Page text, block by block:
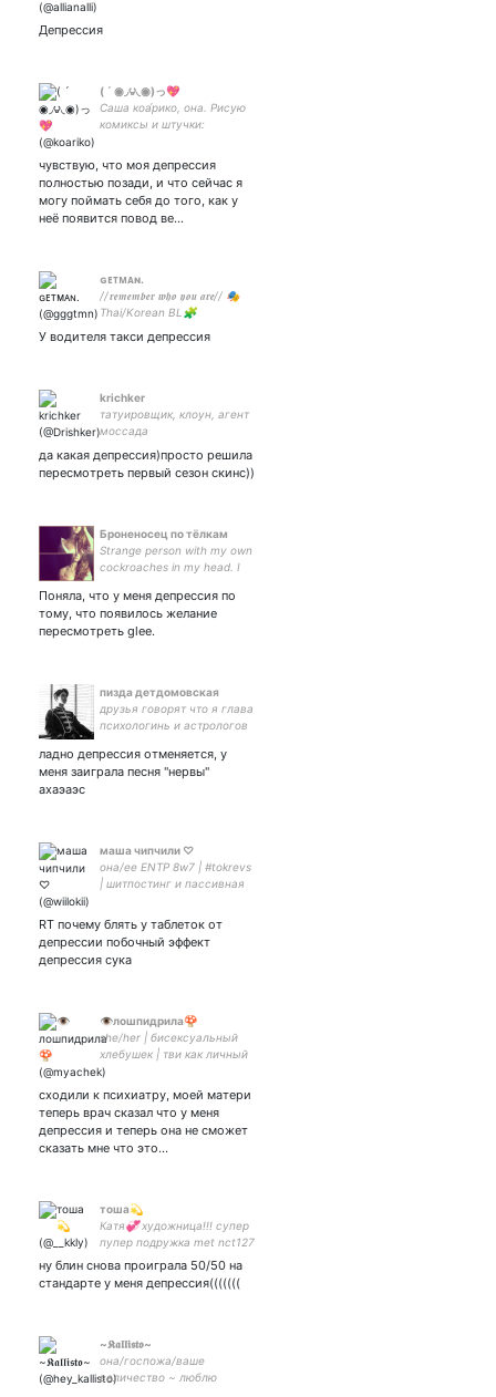
Депрессия
( ´ ◉◞౪◟◉)っ💖
Саша коа́рико, она. Рисую
комиксы и штучки:
шапка от
чувствую, что моя депрессия
полностью позади, и что сейчас я
могу поймать себя до того, как у
неё появится повод ве…
ɢᴇᴛᴍᴀɴ.
//𝖗𝖊𝖒𝖊𝖒𝖇𝖊𝖗 𝖜𝖍𝖔 𝖞𝖔𝖚 𝖆𝖗𝖊// 🎭
Thai/Korean BL🧩
на моей могиле
У водителя такси депрессия
krichker
татуировщик, клоун, агент
моссада
да какая депрессия)просто решила
пересмотреть первый сезон скинс))
Броненосец по тёлкам
Strange person with my own
cockroaches in my head. I
me.
Поняла, что у меня депрессия по
тому, что появилось желание
пересмотреть glee.
пизда детдомовская
друзья говорят что я глава
психологинь и астрологов
фандомная шлюха и живу
искусством а ещё люблю
ладно депрессия отменяется, у
меня заиграла песня "нервы"
ахаэаэс
маша чипчили ♡
она/ее ENTP 8w7 | #tokrevs
| шитпостинг и пассивная
RT почему блять у таблеток от
депрессии побочный эффект
депрессия сука
👁️лошпидрила🍄
she/her | бисексуальный
хлебушек | тви как личный
дневник 👶| феминистка
cходили к психиатру, моей матери
теперь врач сказал что у меня
депрессия и теперь она не сможет
сказать мне что это…
тоша💫
Катя💞 художница!!! супер
пупер подружка met nct127
ну блин снова проиграла 50/50 на
стандарте у меня депрессия(((((((
~𝕶𝖆𝖑𝖑𝖎𝖘𝖙𝖔~
она/госпожа/ваше
величество ~ люблю